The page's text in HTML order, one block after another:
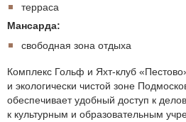
терраса
Мансарда:
свободная зона отдыха
Комплекс Гольф и Яхт-клуб
и экологически чистой зоне
обеспечивает удобный доступ к
к культурным и образовательным